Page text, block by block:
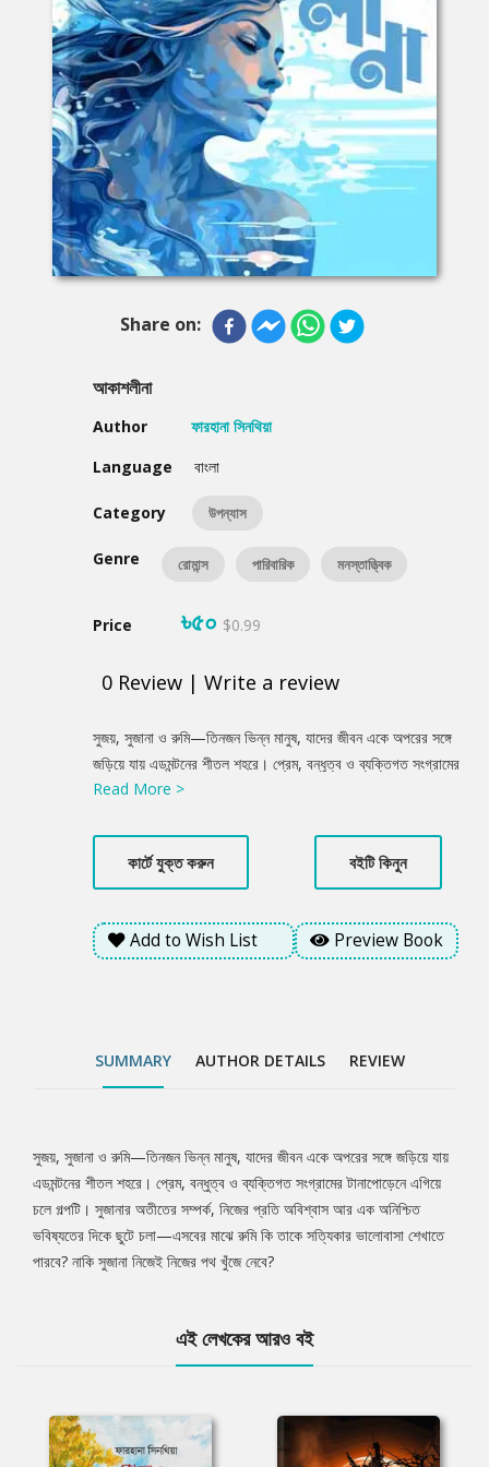
Share on:
আকাশলীনা
Author
ফারহানা সিনথিয়া
Language
বাংলা
Category উপন্যাস
Genre রোমান্স পারিবারিক মনস্তাত্ত্বিক
Price ৳৫০ $0.99
0 Review | Write a review
Summery
সুজয়, সুজানা ও রুমি—তিনজন ভিন্ন মানুষ, যাদের জীবন একে অপরের সঙ্গে
জড়িয়ে যায় এডমন্টনের শীতল শহরে। প্রেম, বন্ধুত্ব ও ব্যক্তিগত সংগ্রামের
টানাপোড়েনে এগিয়ে চলে গল্পটি। সুজানার অতীতের সম্পর্ক, নিজের প্রতি
কি তাকে সত্যিকার ভালোবাসা শেখাতে পারবে? নাকি সুজানা নিজেই নিজের পথ
খুঁজে নেবে?
Read More >
কার্টে যুক্ত করুন বইটি কিনুন
Add to Wish List Preview Book
SUMMARY AUTHOR DETAILS REVIEW
Tab
Article
সুজয়, সুজানা ও রুমি—তিনজন ভিন্ন মানুষ, যাদের জীবন একে অপরের সঙ্গে জড়িয়ে যায়
এডমন্টনের শীতল শহরে। প্রেম, বন্ধুত্ব ও ব্যক্তিগত সংগ্রামের টানাপোড়েনে এগিয়ে
চলে গল্পটি। সুজানার অতীতের সম্পর্ক, নিজের প্রতি অবিশ্বাস আর এক অনিশ্চিত
ভবিষ্যতের দিকে ছুটে চলা—এসবের মাঝে রুমি কি তাকে সত্যিকার ভালোবাসা শেখাতে
পারবে? নাকি সুজানা নিজেই নিজের পথ খুঁজে নেবে?
এই লেখকের আরও বই